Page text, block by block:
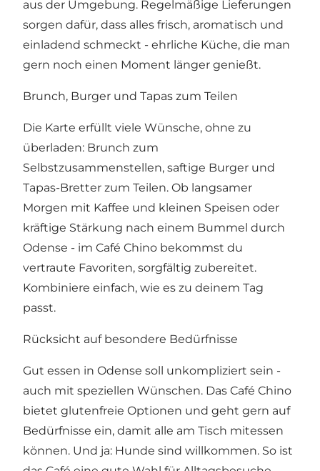
aus der Umgebung. Regelmäßige Lieferungen
sorgen dafür, dass alles frisch, aromatisch und
einladend schmeckt - ehrliche Küche, die man
gern noch einen Moment länger genießt.
Brunch, Burger und Tapas zum Teilen
Die Karte erfüllt viele Wünsche, ohne zu
überladen: Brunch zum
Selbstzusammenstellen, saftige Burger und
Tapas-Bretter zum Teilen. Ob langsamer
Morgen mit Kaffee und kleinen Speisen oder
kräftige Stärkung nach einem Bummel durch
Odense - im Café Chino bekommst du
vertraute Favoriten, sorgfältig zubereitet.
Kombiniere einfach, wie es zu deinem Tag
passt.
Rücksicht auf besondere Bedürfnisse
Gut essen in Odense soll unkompliziert sein -
auch mit speziellen Wünschen. Das Café Chino
bietet glutenfreie Optionen und geht gern auf
Bedürfnisse ein, damit alle am Tisch mitessen
können. Und ja: Hunde sind willkommen. So ist